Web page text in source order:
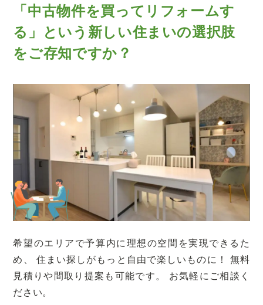
「中古物件を買ってリフォームす
る」という 新しい住まいの選択肢
をご存知ですか？
希望のエリアで予算内に理想の空間を実現できるた
め、
住まい探しがもっと自由で楽しいものに！ 無料
見積りや間取り提案も可能です。
お気軽にご相談く
ださい。